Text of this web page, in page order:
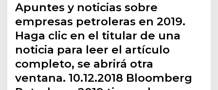
Apuntes y noticias sobre
empresas petroleras en 2019.
Haga clic en el titular de una
noticia para leer el artículo
completo, se abrirá otra
ventana. 10.12.2018 Bloomberg